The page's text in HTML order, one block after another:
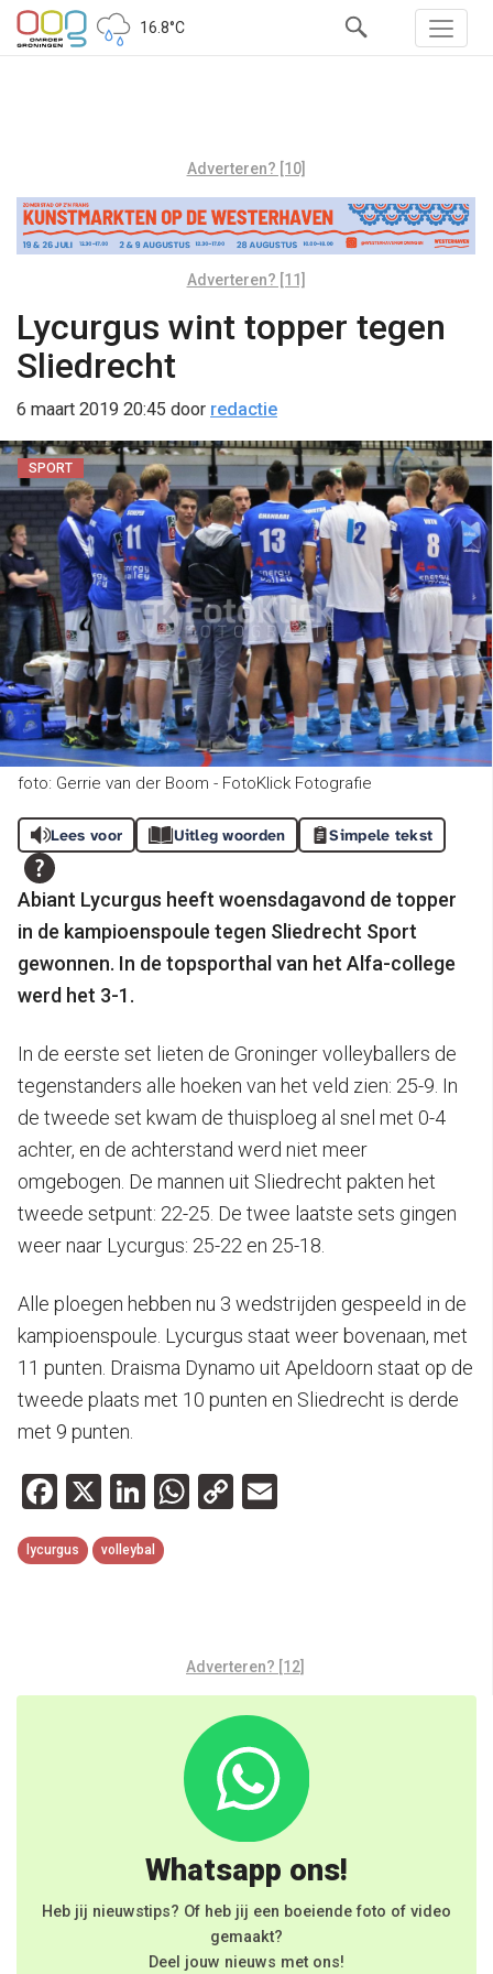
16.8°C
Adverteren? [10]
Adverteren? [11]
Lycurgus wint topper tegen
Sliedrecht
6 maart 2019 20:45 door redactie
SPORT
foto: Gerrie van der Boom - FotoKlick Fotografie
Lees voor Uitleg woorden Simpele tekst
Abiant Lycurgus heeft woensdagavond de topper
in de kampioenspoule tegen Sliedrecht Sport
gewonnen. In de topsporthal van het Alfa-college
werd het 3-1.
In de eerste set lieten de Groninger volleyballers de
tegenstanders alle hoeken van het veld zien: 25-9. In
de tweede set kwam de thuisploeg al snel met 0-4
achter, en de achterstand werd niet meer
omgebogen. De mannen uit Sliedrecht pakten het
tweede setpunt: 22-25. De twee laatste sets gingen
weer naar Lycurgus: 25-22 en 25-18.
Alle ploegen hebben nu 3 wedstrijden gespeeld in de
kampioenspoule. Lycurgus staat weer bovenaan, met
11 punten. Draisma Dynamo uit Apeldoorn staat op de
tweede plaats met 10 punten en Sliedrecht is derde
met 9 punten.
Facebook
X LinkedIn
WhatsApp
Copy
lycurgus volleybal
Adverteren? [12]
Whatsapp ons!
Heb jij nieuwstips? Of heb jij een boeiende foto of video
gemaakt?
Deel jouw nieuws met ons!